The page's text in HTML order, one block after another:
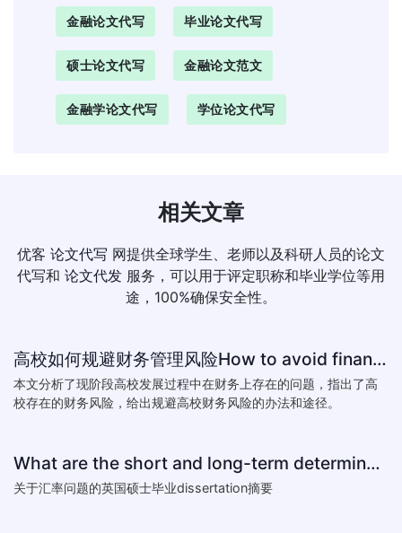
金融论文代写 毕业论文代写
硕士论文代写 金融论文范文
金融学论文代写 学位论文代写
相关文章
优客 论文代写 网提供全球学生、老师以及科研人员的论文
代写和 论文代发 服务，可以用于评定职称和毕业学位等用
途，100%确保安全性。
高校如何规避财务管理风险How to avoid financial risk management colleges
本文分析了现阶段高校发展过程中在财务上存在的问题，指出了高
校存在的财务风险，给出规避高校财务风险的办法和途径。
What are the short and long-term determinants of exchange ra
关于汇率问题的英国硕士毕业dissertation摘要